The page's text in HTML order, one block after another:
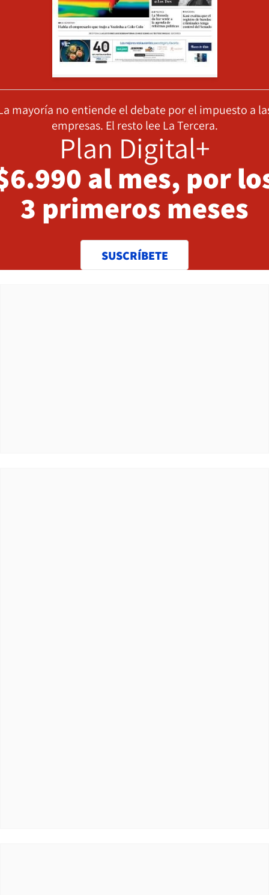
mayoría no entiende el debate por el impuesto a
empresas. El resto lee La Tercera.
Plan Digital+
al mes, por
3 primeros meses
SUSCRÍBETE